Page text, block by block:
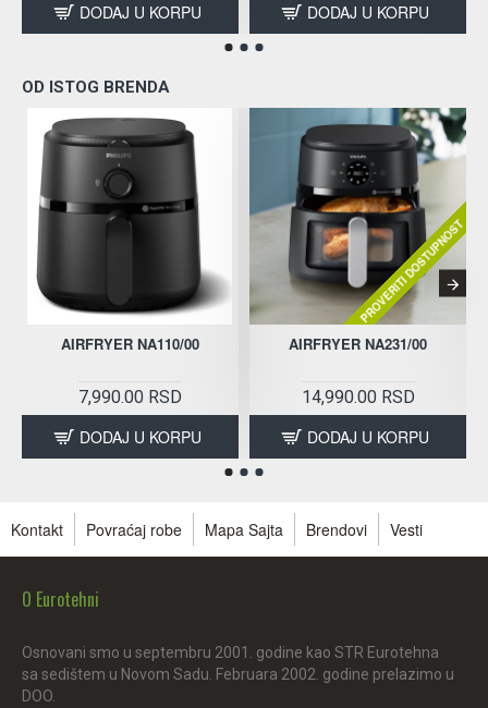
DODAJ U KORPU DODAJ U KORPU
OD ISTOG BRENDA
AIRFRYER NA110/00
7,990.00 RSD
DODAJ U KORPU
PROVERITI DOSTUPNOST
AIRFRYER NA231/00
14,990.00 RSD
DODAJ U KORPU
Kontakt Povraćaj robe Mapa Sajta Brendovi Vesti
O Eurotehni
Osnovani smo u septembru 2001. godine kao STR Eurotehna
sa sedištem u Novom Sadu. Februara 2002. godine prelazimo u
DOO.